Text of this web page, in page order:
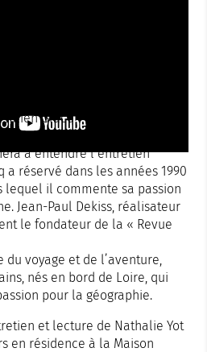
Gracq l’a enseignée.
régulièrement diffusé
à entendre l’entretien
a réservé dans les années 1990
lequel il commente sa passion
Jean-Paul Dekiss, réalisateur
le fondateur de la « Revue
du voyage et de l’aventure,
nés en bord de Loire, qui
pour la géographie.
et lecture de Nathalie Yot
en résidence à la Maison